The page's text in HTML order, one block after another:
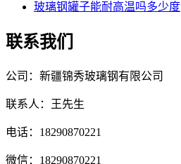
玻璃钢罐子能耐高温吗多少度
联系我们
公司：新疆锦秀玻璃钢有限公司
联系人：王先生
电话：18290870221
微信：18290870221